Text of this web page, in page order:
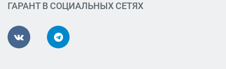
ГАРАНТ В СОЦИАЛЬНЫХ СЕТЯХ